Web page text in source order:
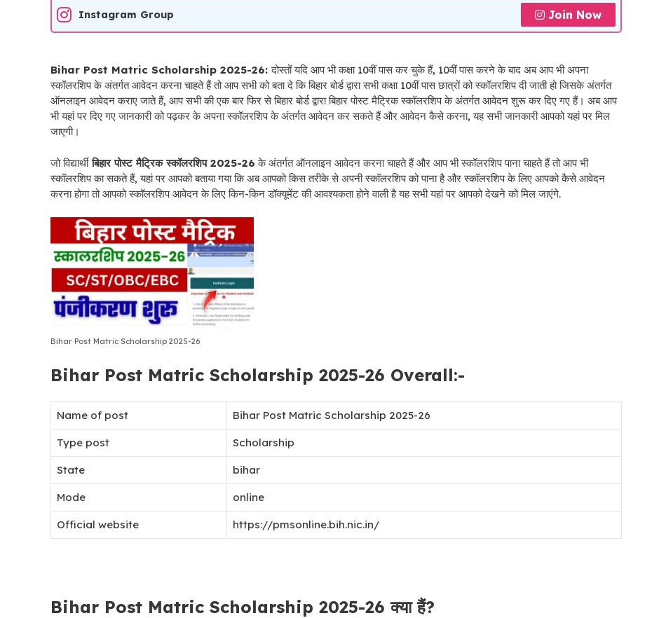
Instagram Group Join Now
Bihar Post Matric Scholarship 2025-26:दोस्तों यदि आप भी कक्षा 10वीं पास कर चुके हैं, 10वीं पास करने के बाद अब आप भी अपना
स्कॉलरशिप के अंतर्गत आवेदन करना चाहते हैं तो आप सभी को बता दे कि बिहार बोर्ड द्वारा सभी कक्षा 10वीं पास छात्रों को स्कॉलरशिप दी जाती हो जिसके अंतर्गत
ऑनलाइन आवेदन कराए जाते हैं, आप सभी की एक बार फिर से बिहार बोर्ड द्वारा बिहार पोस्ट मैट्रिक स्कॉलरशिप के अंतर्गत आवेदन शुरू कर दिए गए हैं। अब आप
भी यहां पर दिए गए जानकारी को पढ़कर के अपना स्कॉलरशिप के अंतर्गत आवेदन कर सकते हैं और आवेदन कैसे करना, यह सभी जानकारी आपको यहां पर मिल
जाएगी।
जो विद्यार्थीबिहार पोस्ट मैट्रिक स्कॉलरशिप 2025-26 के अंतर्गत ऑनलाइन आवेदन करना चाहते हैं और आप भी स्कॉलरशिप पाना चाहते हैं तो आप भी
स्कॉलरशिप का सकते हैं, यहां पर आपको बताया गया कि अब आपको किस तरीके से अपनी स्कॉलरशिप को पाना है और स्कॉलरशिप के लिए आपको कैसे आवेदन
करना होगा तो आपको स्कॉलरशिप आवेदन के लिए किन-किन डॉक्यूमेंट की आवश्यकता होने वाली है यह सभी यहां पर आपको देखने को मिल जाएंगे.
Bihar Post Matric Scholarship 2025-26
Bihar Post Matric Scholarship 2025-26 Overall:-
Name of post Bihar Post Matric Scholarship 2025-26
Type post Scholarship
State bihar
Mode online
Official website https://pmsonline.bih.nic.in/
Bihar Post Matric Scholarship 2025-26 क्या हैं?